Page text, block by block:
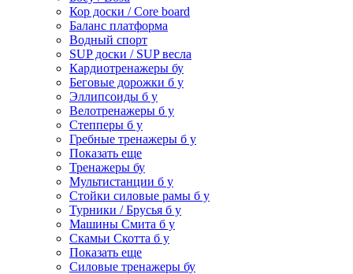
Кор доски / Core board
Баланс платформа
Водный спорт
SUP доски / SUP весла
Кардиотренажеры бу
Беговые дорожки б у
Эллипсоиды б у
Велотренажеры б у
Степперы б у
Гребные тренажеры б у
Показать еще
Тренажеры бу
Мультистанции б у
Стойки силовые рамы б у
Турники / Брусья б у
Машины Смита б у
Скамьи Скотта б у
Показать еще
Силовые тренажеры бу